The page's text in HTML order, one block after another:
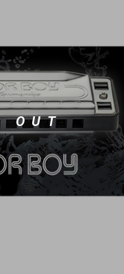
ンテージ
OUT